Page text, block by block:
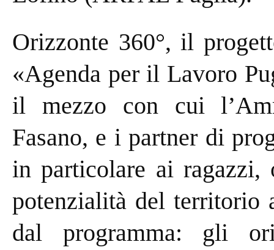
Orizzonte 360°, il
«Agenda per il Lavoro
il mezzo con cui
Fasano, e i partner di
in particolare ai ragazzi,
potenzialità del territorio
dal programma: gli